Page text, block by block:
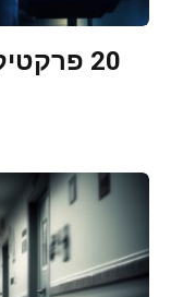
20 פרקטיקות מולטימדיה רפואיות